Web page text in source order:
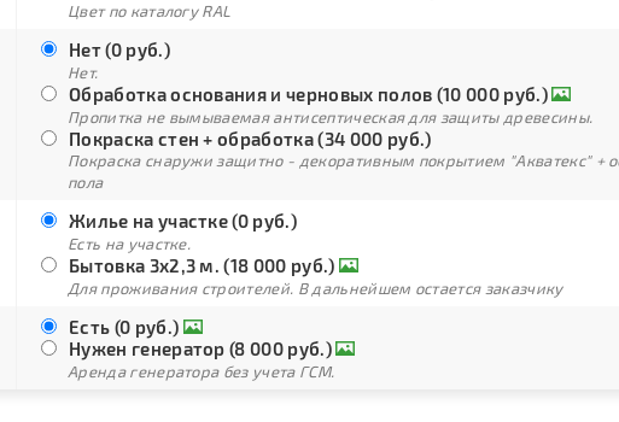
Цвет по каталогу RAL
Нет (0 руб.)
Нет.
Обработка основания и черновых полов (10 000 руб.)
Пропитка не вымываемая антисептическая для защиты древесины.
Покраска стен + обработка (34 000 руб.)
Покраска снаружи защитно - декоративным покрытием "Акватекс" +
пола
Жилье на участке (0 руб.)
Есть на участке.
Бытовка 3х2,3 м. (18 000 руб.)
Для проживания строителей. В дальнейшем остается заказчику
Есть (0 руб.)
Нужен генератор (8 000 руб.)
Аренда генератора без учета ГСМ.